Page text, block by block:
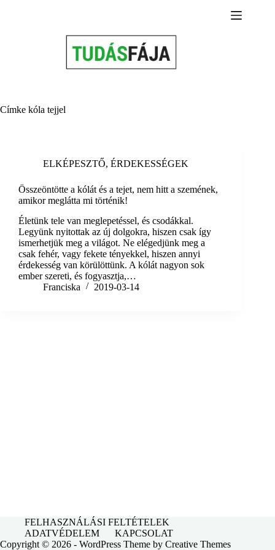
Címke kóla tejjel
ELKÉPESZTŐ, ÉRDEKESSÉGEK
Összeöntötte a kólát és a tejet, nem hitt a szemének,
amikor meglátta mi történik!
Életünk tele van meglepetéssel, és csodákkal.
Legyünk nyitottak az új dolgokra, hiszen csak így
ismerhetjük meg a világot. Ne elégedjünk meg a
csak fehér, vagy fekete tényekkel, hiszen annyi
érdekesség van körülöttünk. A kólát nagyon sok
ember szereti, és fogyasztja,…
Franciska
2019-03-14
FELHASZNÁLÁSI FELTÉTELEK
ADATVÉDELEM
KAPCSOLAT
Copyright © 2026 - WordPress Theme by Creative Themes